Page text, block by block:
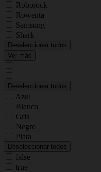
Roborock
Rowenta
Samsung
Shark
Deseleccionar todos
Ver más
Deseleccionar todos
Azul
Blanco
Gris
Negro
Plata
Deseleccionar todos
false
true